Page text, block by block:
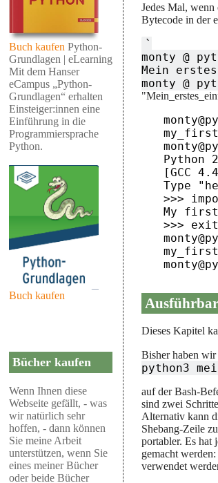
Buch kaufen Python-
Grundlagen | eLearning
Mit dem Hanser
eCampus „Python-
Grundlagen“ erhalten
Einsteiger:innen eine
Einführung in die
Programmiersprache
Python.
Buch kaufen
Bücher kaufen
Wenn Ihnen diese
Webseite gefällt, - was
wir natürlich sehr
hoffen, - dann können
Sie meine Arbeit
unterstützen, wenn Sie
eines meiner Bücher
oder beide Bücher
Jedes Mal,
Bytecode in der
`
monty @
Mein
monty @
Python
[GCC
Type
>>>
My
>>>
Dieses Kapitel
Bisher haben wir
python3
auf der Bash-
sind zwei
Alternativ kann
Shebang-Zeile
portabler. Es hat
gemacht
verwendet